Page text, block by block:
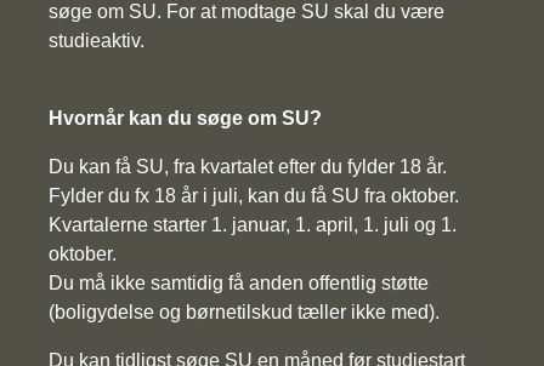
søge om SU. For at modtage SU skal du være
studieaktiv.
Hvornår kan du søge om SU?
Du kan få SU, fra kvartalet efter du fylder 18 år.
Fylder du fx 18 år i juli, kan du få SU fra oktober.
Kvartalerne starter 1. januar, 1. april, 1. juli og 1.
oktober.
Du må ikke samtidig få anden offentlig støtte
(boligydelse og børnetilskud tæller ikke med).
Du kan tidligst søge SU en måned før studiestart